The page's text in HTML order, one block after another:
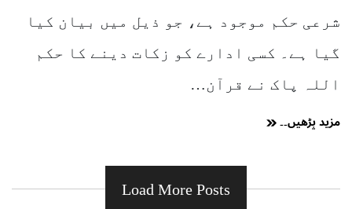
شرعی حکم موجود ہے، جو ذیل میں بیان کیا
گیا ہے۔ کسی ادارے کو زکات دینے کا حکم
اللہ پاک نے قرآن…
مزید پڑھیں۔۔
Load More Posts